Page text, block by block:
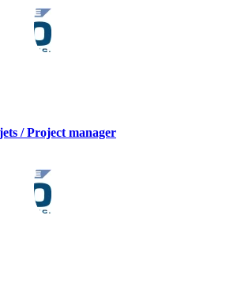
/ Project manager